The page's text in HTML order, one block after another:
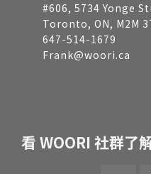
#606, 5734 Yonge
Toronto, ON, M2M
647-514-1679
Frank@woori.ca
看 WOORI 社群了